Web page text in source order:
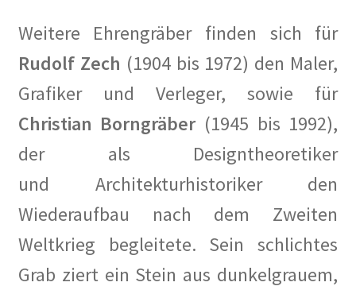
Vereinsgeschichte
Willkommen
Weitere Ehrengräber finden sich für
Rudolf Zech (1904 bis 1972) den Maler,
Grafiker und Verleger, sowie für
Christian Borngräber(1945 bis 1992),
der als Designtheoretiker
und Architekturhistoriker den
Wiederaufbau nach dem Zweiten
Weltkrieg begleitete. Sein schlichtes
Grab ziert ein Stein aus dunkelgrauem,